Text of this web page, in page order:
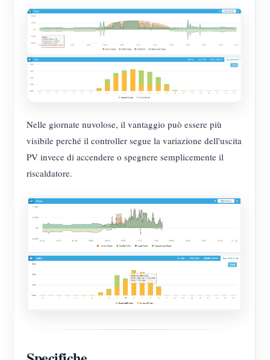
Nelle giornate nuvolose, il vantaggio può essere più
visibile perché il controller segue la variazione dell'uscita
PV invece di accendere o spegnere semplicemente il
riscaldatore.